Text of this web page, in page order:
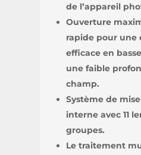
de l’appareil
Ouverture
rapide pour une
efficace en
une faible
champ.
Système de
interne avec 11
groupes.
Le traitement